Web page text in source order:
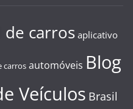
de carros aplicativo
carros automóveis Blog
Veículos Brasil